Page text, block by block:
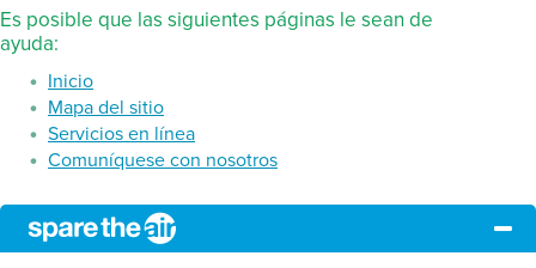
Es posible que las siguientes páginas le sean de
ayuda:
Inicio
Mapa del sitio
Servicios en línea
Comuníquese con nosotros